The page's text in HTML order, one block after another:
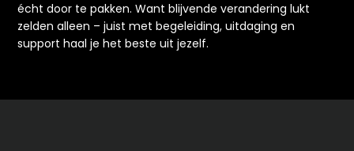
écht door te pakken. Want blijvende verandering lukt
zelden alleen – juist met begeleiding, uitdaging en
support haal je het beste uit jezelf.